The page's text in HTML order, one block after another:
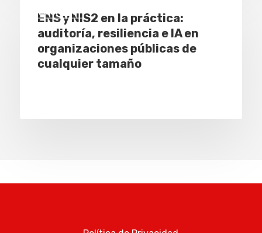
Eventos
ENS y NIS2 en la práctica:
auditoría, resiliencia e IA en
organizaciones públicas de
cualquier tamaño